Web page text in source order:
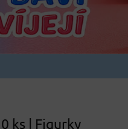
ks | Figurky